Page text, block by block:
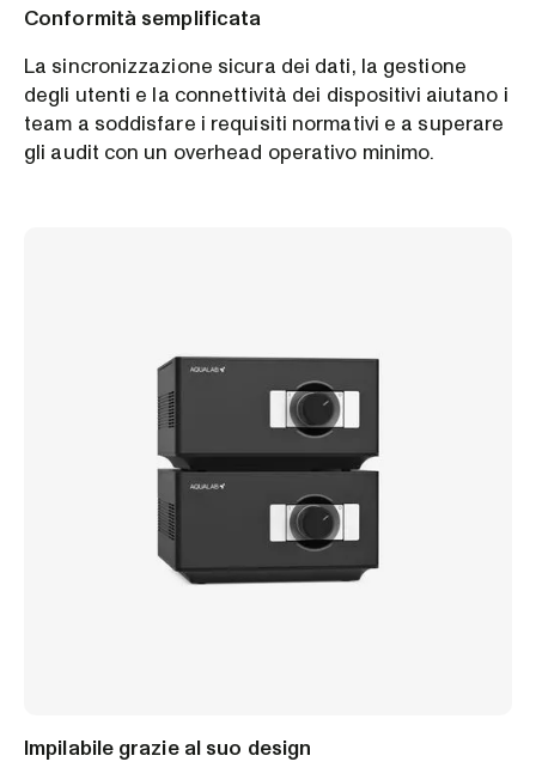
Conformità semplificata
La sincronizzazione sicura dei dati, la gestione
degli utenti e la connettività dei dispositivi aiutano i
team a soddisfare i requisiti normativi e a superare
gli audit con un overhead operativo minimo.
Impilabile grazie al suo design